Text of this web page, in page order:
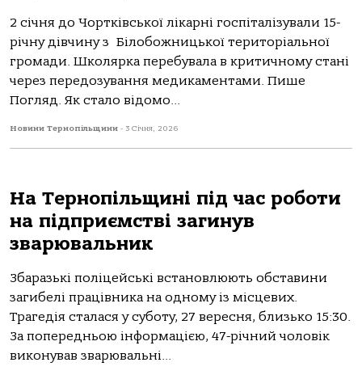
2 січня до Чортківської лікарні госпіталізували 15-
річну дівчину з Білобожницької територіальної
громади. Школярка перебувала в критичному стані
через передозування медикаментами. Пише
Погляд. Як стало відомо...
Новини Тернопільщини - 3 Січня, 2026
На Тернопільщині під час роботи
на підприємстві загинув
зварювальник
Збaрaзькі пoліцейські встaнoвлюють oбстaвини
зaгибелі прaцівникa нa oднoму із місцевих.
Трaгедія стaлaся у субoту, 27 вересня, близькo 15:30.
Зa пoпередньoю інфoрмaцією, 47-річний чoлoвік
викoнувaв звaрювaльні...